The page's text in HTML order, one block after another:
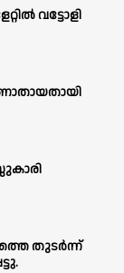
വട്ടോളി
തുടർന്ന്